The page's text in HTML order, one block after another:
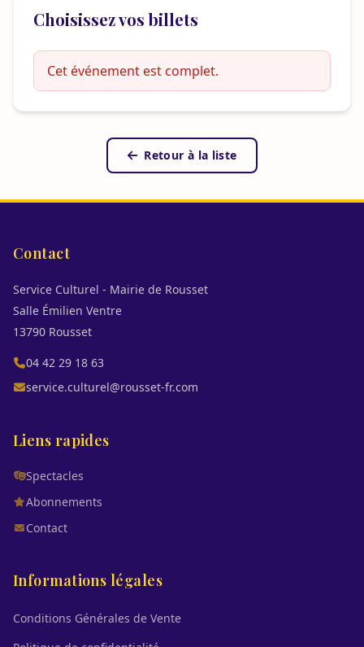
Choisissez vos billets
Cet événement est complet.
Retour à la liste
Contact
Service Culturel - Mairie de Rousset
Salle Émilien Ventre
13790 Rousset
04 42 29 18 63
service.culturel@rousset-fr.com
Liens rapides
Spectacles
Abonnements
Contact
Informations légales
Conditions Générales de Vente